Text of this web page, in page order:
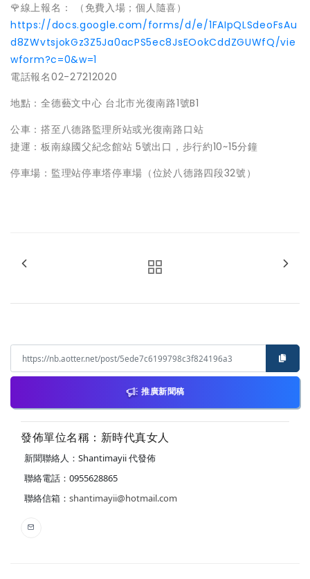
🌹線上報名： （免費入場；個人隨喜）
https://docs.google.com/forms/d/e/1FAIpQLSdeoFsAu
d8ZWvtsjokGz3Z5Ja0acPS5ec8JsEOokCddZGUWfQ/vie
wform?c=0&w=1
電話報名02-27212020
地點：全德藝文中心 台北市光復南路1號B1
公車：搭至八德路監理所站或光復南路口站
捷運：板南線國父紀念館站 5號出口，步行約10~15分鐘
停車場：監理站停車塔停車場（位於八德路四段32號）
推廣新聞稿
發佈單位名稱：新時代真女人
新聞聯絡人：Shantimayii 代發佈
聯絡電話：0955628865
聯絡信箱： shantimayii@hotmail.com